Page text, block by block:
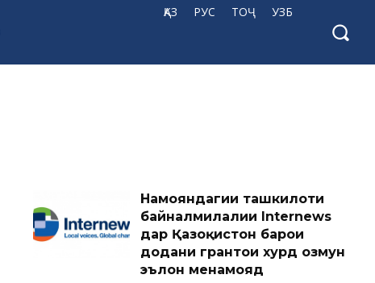
ҚАЗ РУС ТОҶ УЗБ
Намояндагии ташкилоти
байналмилалии Internews
дар Қазоқистон барои
додани грантҳои хурд озмун
эълон менамояд